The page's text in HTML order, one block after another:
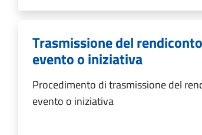
Trasmissione del
evento o iniziativa
Procedimento di trasmissione del
evento o iniziativa